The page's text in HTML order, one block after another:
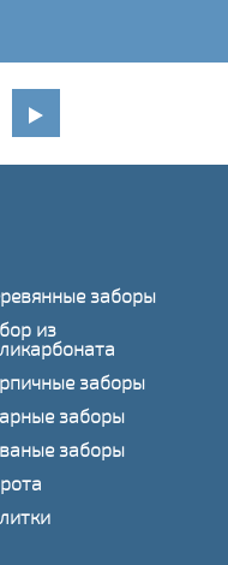
заборы
из
заборы
заборы
заборы